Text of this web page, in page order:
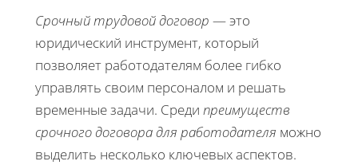
Срочный трудовой договор — это
юридический инструмент, который
позволяет работодателям более гибко
управлять своим персоналом и решать
временные задачи. Среди преимуществ
срочного договора для работодателя можно
выделить несколько ключевых аспектов.